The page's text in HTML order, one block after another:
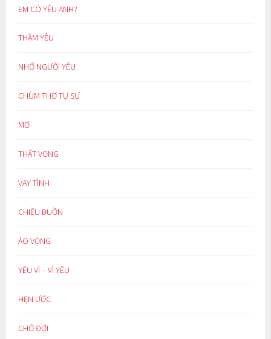
EM CÓ YÊU ANH?
THẦM YÊU
NHỚ NGƯỜI YÊU
CHÙM THƠ TỰ SỰ
MƠ
THẤT VỌNG
VAY TÌNH
CHIỀU BUỒN
ẢO VỌNG
YÊU VÌ – VÌ YÊU
HẸN ƯỚC
CHỜ ĐỢI